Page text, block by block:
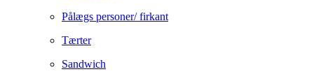
Pålægs personer/ firkant
Tærter
Sandwich